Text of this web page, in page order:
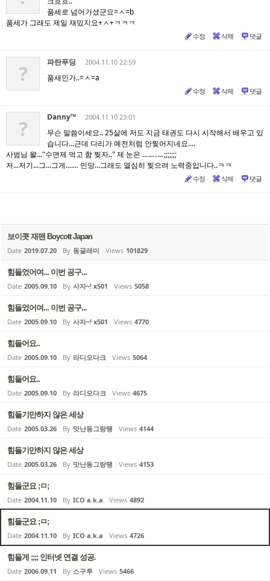
품세로 넘어가셨군요=ㅅ=b
품세가 그래도 제일 재밌지요+ㅅ+ㅋㅋㅋ
수정 삭제 댓글
? 파란푸딩 2004.11.10 22:59
품새인가..=ㅅ=a
수정 삭제 댓글
? Danny™ 2004.11.10 23:01
무슨 말씀이세요.. 25살에 저도 지금 태권도 다시 시작해서 배우고 있
습니다...근데 다리가 예전처럼 안찢어지네요....
사범님 왈..."수면제 먹고 함 찢자.." 제 눈은 ...ㅡ.ㅡ;;;;;;;
저...저기...그...그게....... 민망...그래도 열심히 찢으려 노력중입니다..ㅋㅋ
수정 삭제 댓글
보이콧 재팬 Boycott Japan
Date 2019.07.20 By 동글래미 Views 101829
힘들었어여... 이번 공구...
Date 2005.09.10 By 사자~! x501 Views 5058
힘들었어여... 이번 공구...
Date 2005.09.10 By 사자~! x501 Views 4770
힘들어요..
Date 2005.09.10 By 라디오다크 Views 5064
힘들어요..
Date 2005.09.10 By 라디오다크 Views 4675
힘들기만하지 않은 세상
Date 2005.03.26 By 맛난동그랑땡 Views 4144
힘들기만하지 않은 세상
Date 2005.03.26 By 맛난동그랑땡 Views 4153
힘들군요 ;ㅁ;
Date 2004.11.10 By ICO a.k.a Views 4892
힘들군요 ;ㅁ;
Date 2004.11.10 By ICO a.k.a Views 4726
힘들게 ;;;; 인터넷 연결 성공.
Date 2006.09.11 By 스구루 Views 5466